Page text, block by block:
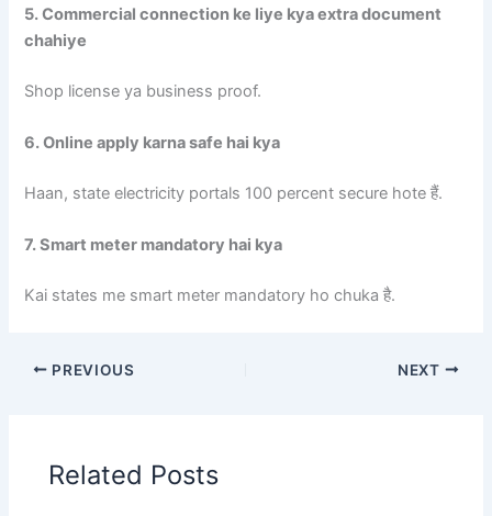
5. Commercial connection ke liye kya extra document
chahiye
Shop license ya business proof.
6. Online apply karna safe hai kya
Haan, state electricity portals 100 percent secure hote हैं.
7. Smart meter mandatory hai kya
Kai states me smart meter mandatory ho chuka है.
PREVIOUS NEXT
Related Posts